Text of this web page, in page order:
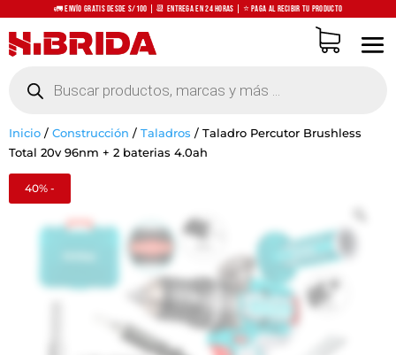
🚛 Envío Gratis desde S/100 | 📆 Entrega en 24 horas | ⭐ Paga al recibir tu producto
productos
Inicio / Construcción / Taladros / Taladro Percutor Brushless
Total 20v 96nm + 2 baterias 4.0ah
40% -